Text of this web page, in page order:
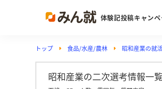
体験記投稿キャンペ
投稿
ラン
注目
トップ 食品/水産/農林 昭和産業の就
昭和産業の二次選考情報一覧